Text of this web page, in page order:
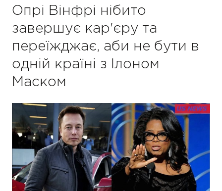
Опрі Вінфрі нібито
завершує кар'єру та
переїжджає, аби не бути в
одній країні з Ілоном
Маском